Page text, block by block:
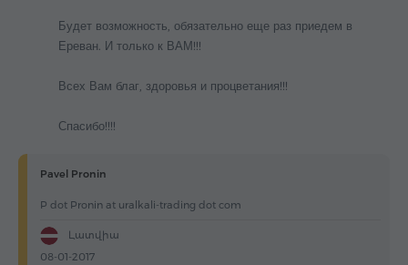
Будет возможность, обязательно еще раз приедем в
Ереван. И только к ВАМ!!!
Всех Вам благ, здоровья и процветания!!!
Спасибо!!!!
Pavel Pronin
P dot Pronin at uralkali-trading dot com
Լատվիա
08-01-2017